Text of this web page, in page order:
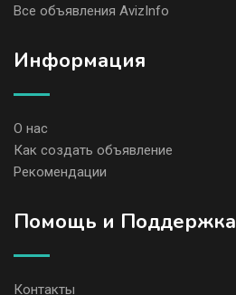
Все объявления AvizInfo
Информация
О нас
Как создать объявление
Рекомендации
Помощь и Поддержка
Контакты